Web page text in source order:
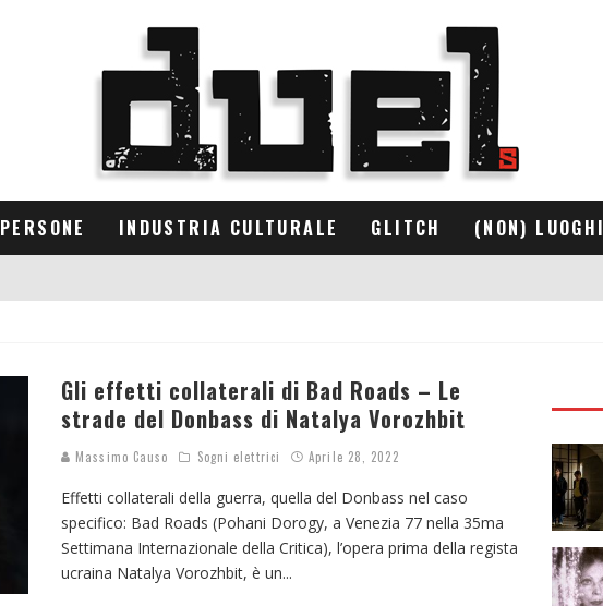
PERSONE INDUSTRIA CULTURALE GLITCH (NON) LUOGHI
Gli effetti collaterali di Bad Roads – Le
strade del Donbass di Natalya Vorozhbit
Massimo Causo Sogni elettrici Aprile 28, 2022
Effetti collaterali della guerra, quella del Donbass nel caso
specifico: Bad Roads (Pohani Dorogy, a Venezia 77 nella 35ma
Settimana Internazionale della Critica), l’opera prima della regista
ucraina Natalya Vorozhbit, è un...